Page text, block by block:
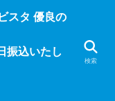
在籍確認なしで借りれる
る人ならブラックでも給料
ら安心！
タ 優良の即日融資
スタ 優良の
振込いたし
検索